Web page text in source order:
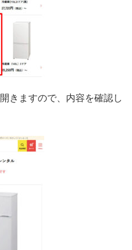
きますので、内容を確認し